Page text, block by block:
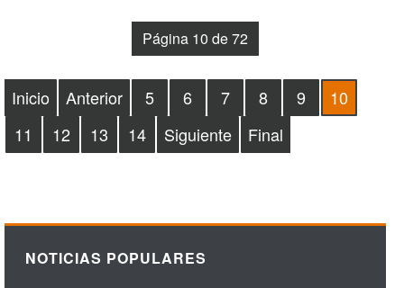
Página 10 de 72
Inicio Anterior 5 6 7 8 9
10
11
12 13 14 Siguiente Final
NOTICIAS POPULARES